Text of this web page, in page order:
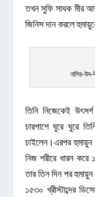
তখন সুফি সাধক মীর
জিনিস দান করলে
নাসির-
তিনি নিজেকেই
চারপাশে ঘুরে ঘুরে
চাইলেন।এরপর
নিজ শরীরে ধারন
তার তিন দিন পর
১৫৩০ খ্রীস্টাব্দের